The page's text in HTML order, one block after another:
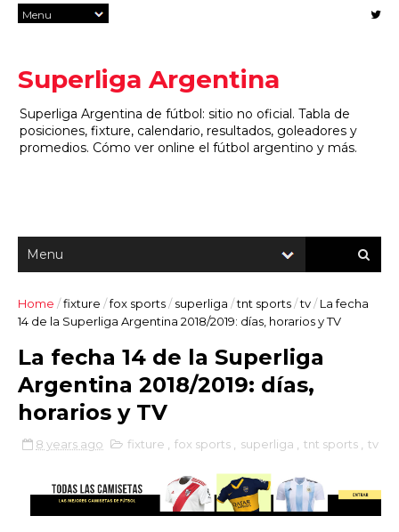
Superliga Argentina
Superliga Argentina de fútbol: sitio no oficial. Tabla de
posiciones, fixture, calendario, resultados, goleadores y
promedios. Cómo ver online el fútbol argentino y más.
Home /fixture /fox sports/superliga /tnt sports/tv/La fecha
14 de la Superliga Argentina 2018/2019: días, horarios y TV
La fecha 14 de la Superliga
Argentina 2018/2019: días,
horarios y TV
8 years ago fixture fox sports superliga tnt sports tv